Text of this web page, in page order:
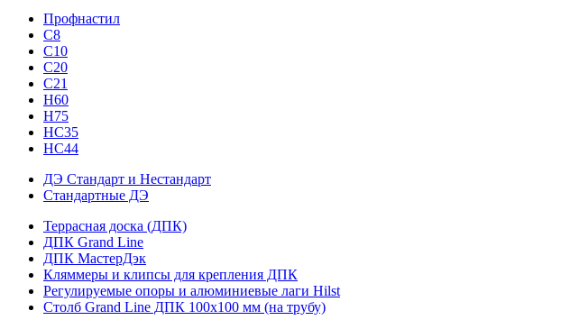
Профнастил
С8
С10
С20
С21
H60
H75
HС35
НС44
ДЭ Стандарт и Нестандарт
Стандартные ДЭ
Террасная доска (ДПК)
ДПК Grand Line
ДПК МастерДэк
Кляммеры и клипсы для крепления ДПК
Регулируемые опоры и алюминиевые лаги Hilst
Столб Grand Line ДПК 100х100 мм (на трубу)